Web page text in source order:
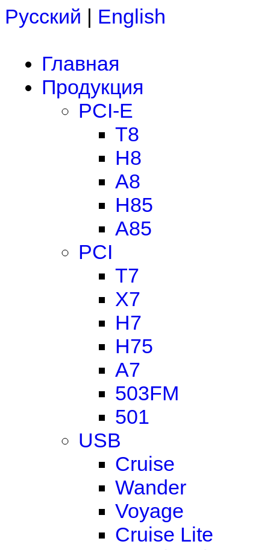
Русский | English
Главная
Продукция
PCI-E
T8
H8
A8
H85
A85
PCI
T7
X7
H7
H75
A7
503FM
501
USB
Cruise
Wander
Voyage
Cruise Lite